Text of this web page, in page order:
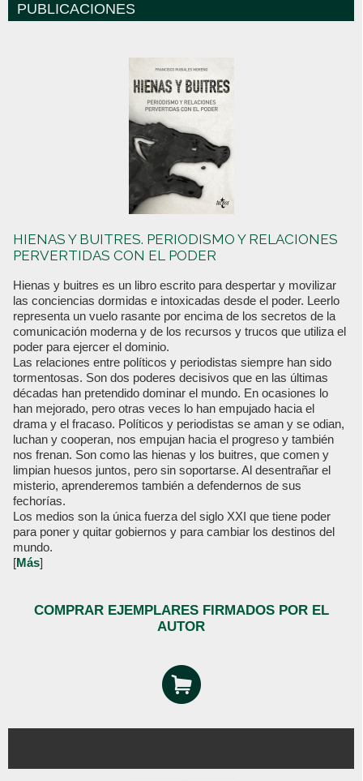
PUBLICACIONES
HIENAS Y BUITRES. PERIODISMO Y RELACIONES
PERVERTIDAS CON EL PODER
Hienas y buitres es un libro escrito para despertar y movilizar
las conciencias dormidas e intoxicadas desde el poder. Leerlo
representa un vuelo rasante por encima de los secretos de la
comunicación moderna y de los recursos y trucos que utiliza el
poder para ejercer el dominio.
Las relaciones entre políticos y periodistas siempre han sido
tormentosas. Son dos poderes decisivos que en las últimas
décadas han pretendido dominar el mundo. En ocasiones lo
han mejorado, pero otras veces lo han empujado hacia el
drama y el fracaso. Políticos y periodistas se aman y se odian,
luchan y cooperan, nos empujan hacia el progreso y también
nos frenan. Son como las hienas y los buitres, que comen y
limpian huesos juntos, pero sin soportarse. Al desentrañar el
misterio, aprenderemos también a defendernos de sus
fechorías.
Los medios son la única fuerza del siglo XXI que tiene poder
para poner y quitar gobiernos y para cambiar los destinos del
mundo.
[Más]
COMPRAR EJEMPLARES FIRMADOS POR EL
AUTOR